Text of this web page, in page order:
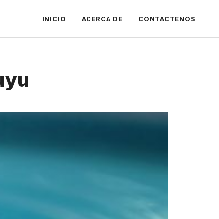
INICIO ACERCA DE CONTACTENOS